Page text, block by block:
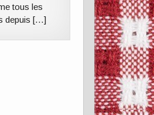
tous les
depuis […]